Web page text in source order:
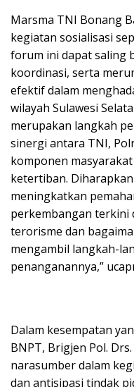
Marsma TNI Bonang
kegiatan sosialisasi
forum ini dapat saling
koordinasi, serta
efektif dalam
wilayah Sulawesi
merupakan langkah
sinergi antara TNI,
komponen
ketertiban.
meningkatkan
perkembangan terkini
terorisme dan
mengambil langkah-
penanganannya,”
Dalam kesempatan
BNPT, Brigjen Pol.
narasumber dalam
dan antisipasi tindak